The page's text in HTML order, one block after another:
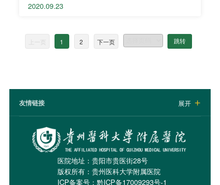
2020.09.23
上一页 1 2 下一页 跳转
友情链接 展开 
医院地址：贵阳市贵医街28号
版权所有：贵州医科大学附属医院
ICP备案号： 黔ICP备17009293号-1